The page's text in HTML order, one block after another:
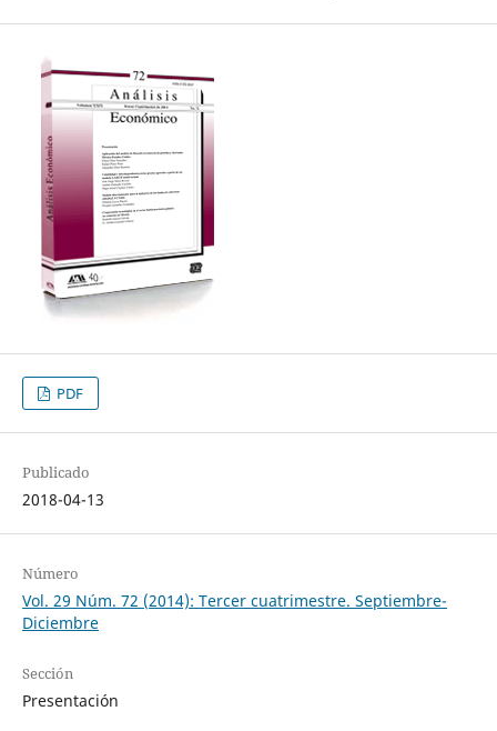
PDF
Publicado
2018-04-13
Número
Vol. 29 Núm. 72 (2014): Tercer cuatrimestre. Septiembre-
Diciembre
Sección
Presentación